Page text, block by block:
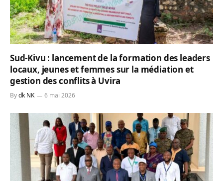
Sud-Kivu : lancement de la formation des leaders
locaux, jeunes et femmes sur la médiation et
gestion des conflits à Uvira
Bydk NK 6 mai 2026